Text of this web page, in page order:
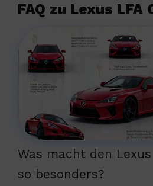
FAQ zu Lexus LFA
Was macht den
so besonders?